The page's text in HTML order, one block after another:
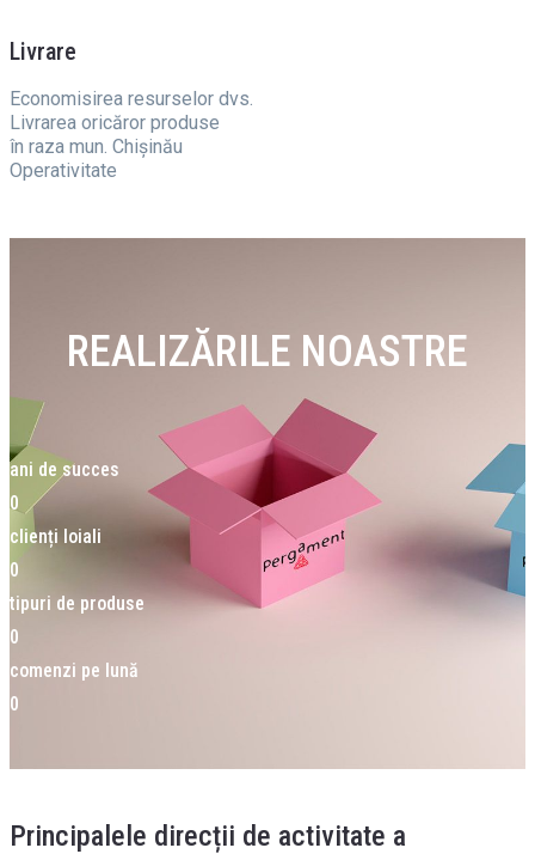
Livrare
Economisirea resurselor dvs.
Livrarea oricăror produse
în raza mun. Chișinău
Operativitate
REALIZĂRILE NOASTRE
ani de succes
0
clienți loiali
0
tipuri de produse
0
comenzi pe lună
0
Principalele direcții de activitate a